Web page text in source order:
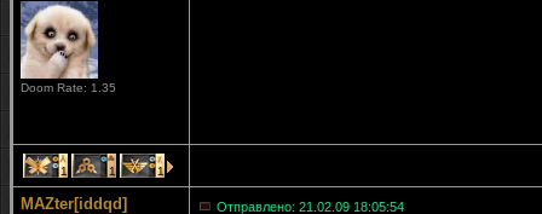
Doom Rate: 1.35
1 1 1
MAZter[iddqd] Отправлено: 21.02.09 18:05:54